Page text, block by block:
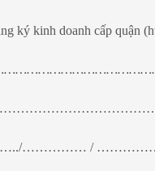
ký kinh doanh cấp
số:
…………… /